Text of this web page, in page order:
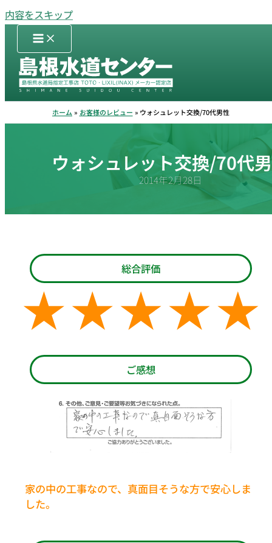
内容をスキップ
ホーム お客様のレビュー ウォシュレット交換/70代男性
ウォシュレット交換/70代
2014年2月28日
総合評価
ご感想
家の中の工事なので、真面目そうな方で安心しま
した。